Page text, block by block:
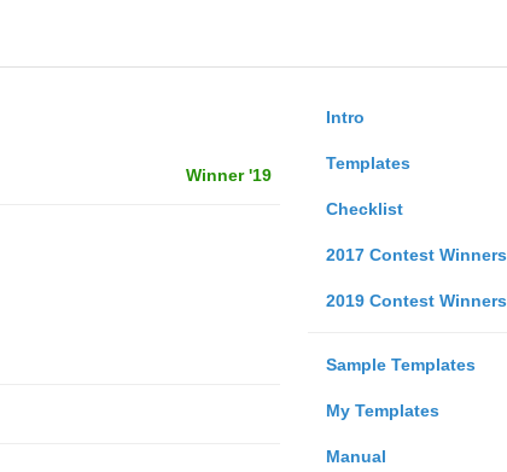
Intro
Templates
Checklist
2017 Contest Winners
2019 Contest Winners
Sample Templates
My Templates
Manual
Winner '19